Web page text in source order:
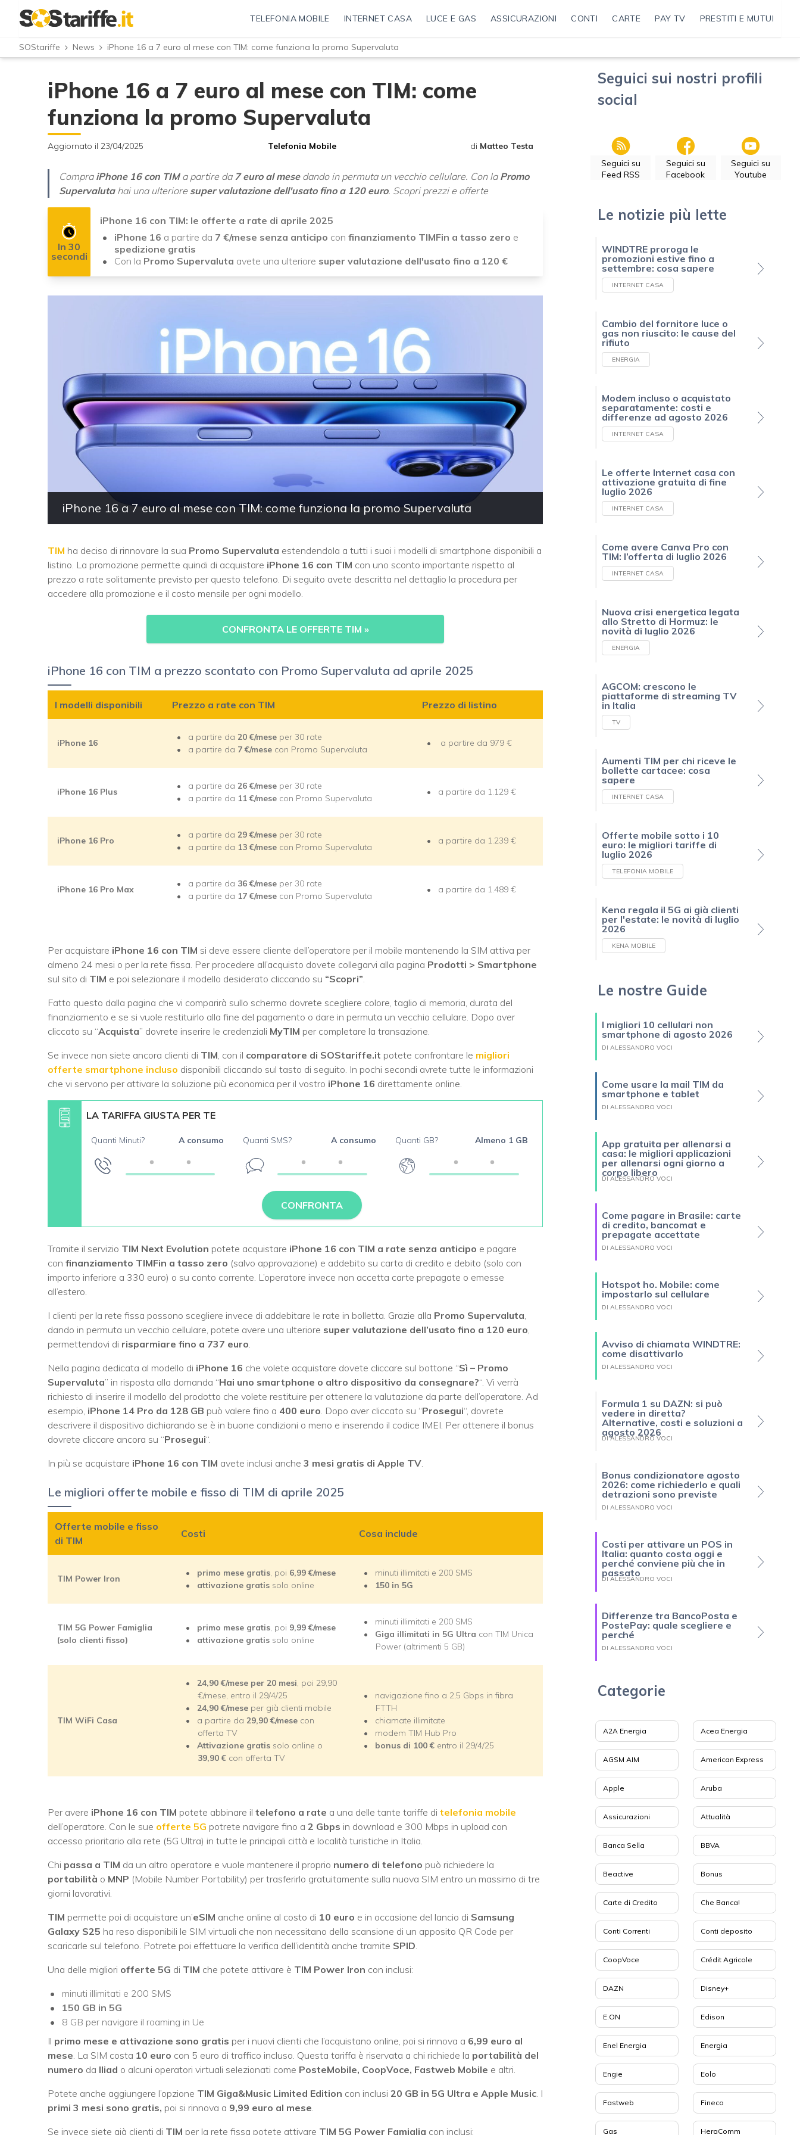
TELEFONIA MOBILE INTERNET CASA LUCE E GAS ASSICURAZIONI CONTI CARTE PAY TV PRESTITI E MUTUI
SOStariffe News iPhone 16 a 7 euro al mese con TIM: come funziona la promo Supervaluta
iPhone 16 a 7 euro al mese con TIM: come
funziona la promo Supervaluta
Aggiornato il 23/04/2025 Telefonia Mobile di Matteo Testa
Compra iPhone 16 con TIMa partire da 7 euro al mesedando in permuta un vecchio cellulare. Con la Promo
Supervalutahai una ulteriore super valutazione dell'usato fino a 120 euro. Scopri prezzi e offerte
In 30
secondi
iPhone 16 con TIM: le offerte a rate di aprile 2025
iPhone 16 a partire da 7 €/mese senza anticipo con finanziamento TIMFin a tasso zero e
spedizione gratis
Con la Promo Supervaluta avete una ulteriore super valutazione dell'usato fino a 120 €
iPhone 16 a 7 euro al mese con TIM: come funziona la promo Supervaluta
TIM ha deciso di rinnovare la sua Promo Supervaluta estendendola a tutti i suoi i modelli di smartphone disponibili a
listino. La promozione permette quindi di acquistare iPhone 16 con TIM con uno sconto importante rispetto al
prezzo a rate solitamente previsto per questo telefono. Di seguito avete descritta nel dettaglio la procedura per
accedere alla promozione e il costo mensile per ogni modello.
CONFRONTA LE OFFERTE TIM »
iPhone 16 con TIM a prezzo scontato con Promo Supervaluta ad aprile 2025
I modelli disponibili Prezzo a rate con TIM Prezzo di listino
iPhone 16
a partire da 20 €/mese per 30 rate
a partire da 7 €/mese con Promo Supervaluta
a partire da 979 €
iPhone 16 Plus
a partire da 26 €/mese per 30 rate
a partire da 11 €/mese con Promo Supervaluta
a partire da 1.129 €
iPhone 16 Pro
a partire da 29 €/mese per 30 rate
a partire da 13 €/mese con Promo Supervaluta
a partire da 1.239 €
iPhone 16 Pro Max
a partire da 36 €/mese per 30 rate
a partire da 17 €/mese con Promo Supervaluta
a partire da 1.489 €
Per acquistare iPhone 16 con TIM si deve essere cliente dell’operatore per il mobile mantenendo la SIM attiva per
almeno 24 mesi o per la rete fissa. Per procedere all’acquisto dovete collegarvi alla pagina Prodotti > Smartphone
sul sito di TIM e poi selezionare il modello desiderato cliccando su “Scopri”
Fatto questo dalla pagina che vi comparirà sullo schermo dovrete scegliere colore, taglio di memoria, durata del
finanziamento e se si vuole restituirlo alla fine del pagamento o dare in permuta un vecchio cellulare. Dopo aver
cliccato su “Acquista” dovrete inserire le credenziali MyTIM per completare la transazione.
Se invece non siete ancora clienti di TIM , con il comparatore di SOStariffe.it potete confrontare le migliori
offerte smartphone incluso disponibili cliccando sul tasto di seguito. In pochi secondi avrete tutte le informazioni
che vi servono per attivare la soluzione più economica per il vostro iPhone 16 direttamente online.
LA TARIFFA GIUSTA PER TE
Quanti Minuti? A consumo Quanti SMS? A consumo Quanti GB? Almeno 1 GB
CONFRONTA
Tramite il servizio TIM Next Evolution potete acquistare iPhone 16 con TIM a rate senza anticipo e pagare
con finanziamento TIMFin a tasso zero (salvo approvazione) e addebito su carta di credito e debito (solo con
importo inferiore a 330 euro) o su conto corrente. L’operatore invece non accetta carte prepagate o emesse
all’estero.
I clienti per la rete fissa possono scegliere invece di addebitare le rate in bolletta. Grazie alla Promo Supervaluta
dando in permuta un vecchio cellulare, potete avere una ulteriore super valutazione dell’usato fino a 120 euro
permettendovi di risparmiare fino a 737 euro
Nella pagina dedicata al modello di iPhone 16 che volete acquistare dovete cliccare sul bottone “Sì – Promo
Supervaluta” in risposta alla domanda “Hai uno smartphone o altro dispositivo da consegnare?“. Vi verrà
richiesto di inserire il modello del prodotto che volete restituire per ottenere la valutazione da parte dell’operatore. Ad
esempio, iPhone 14 Pro da 128 GB può valere fino a 400 euro . Dopo aver cliccato su “Prosegui“, dovrete
descrivere il dispositivo dichiarando se è in buone condizioni o meno e inserendo il codice IMEI. Per ottenere il bonus
dovrete cliccare ancora su “Prosegui“.
In più se acquistare iPhone 16 con TIM avete inclusi anche 3 mesi gratis di Apple TV
Le migliori offerte mobile e fisso di TIM di aprile 2025
Offerte mobile e fisso
di TIM
Costi Cosa include
TIM Power Iron
primo mese gratis, poi 6,99 €/mese
attivazione gratis solo online
minuti illimitati e 200 SMS
150 in 5G
TIM 5G Power Famiglia
(solo clienti fisso)
primo mese gratis, poi 9,99 €/mese
attivazione gratis solo online
minuti illimitati e 200 SMS
Giga illimitati in 5G Ultra con TIM Unica
Power (altrimenti 5 GB)
TIM WiFi Casa
24,90 €/mese per 20 mesi, poi 29,90
€/mese, entro il 29/4/25
24,90 €/mese per già clienti mobile
a partire da 29,90 €/mese con
offerta TV
Attivazione gratis solo online o
39,90 € con offerta TV
navigazione fino a 2,5 Gbps in fibra
FTTH
chiamate illimitate
modem TIM Hub Pro
bonus di 100 € entro il 29/4/25
Per avere iPhone 16 con TIM potete abbinare il telefono a rate a una delle tante tariffe di telefonia mobile
dell’operatore. Con le sue offerte 5G potrete navigare fino a 2 Gbps in download e 300 Mbps in upload con
accesso prioritario alla rete (5G Ultra) in tutte le principali città e località turistiche in Italia.
Chi passa a TIM da un altro operatore e vuole mantenere il proprio numero di telefono può richiedere la
portabilità o MNP (Mobile Number Portability) per trasferirlo gratuitamente sulla nuova SIM entro un massimo di tre
giorni lavorativi.
TIM permette poi di acquistare un’eSIM anche online al costo di 10 euro e in occasione del lancio di Samsung
Galaxy S25 ha reso disponibili le SIM virtuali che non necessitano della scansione di un apposito QR Code per
scaricarle sul telefono. Potrete poi effettuare la verifica dell’identità anche tramite SPID
Una delle migliori offerte 5G di TIM che potete attivare è TIM Power Iron con inclusi:
minuti illimitati e 200 SMS
150 GB in 5G
8 GB per navigare il roaming in Ue
Il primo mese e attivazione sono gratis per i nuovi clienti che l’acquistano online, poi si rinnova a 6,99 euro al
mese . La SIM costa 10 euro con 5 euro di traffico incluso. Questa tariffa è riservata a chi richiede la portabilità del
numero da Iliad o alcuni operatori virtuali selezionati come PosteMobile, CoopVoce, Fastweb Mobile e altri.
Potete anche aggiungere l’opzione TIM Giga&Music Limited Edition con inclusi 20 GB in 5G Ultra e Apple Music . I
primi 3 mesi sono gratis, poi si rinnova a 9,99 euro al mese
Se invece siete già clienti di TIM per la rete fissa potete attivare TIM 5G Power Famiglia con inclusi:
Seguici sui nostri profili
social
Seguici su
Feed RSS
Seguici su
Facebook
Seguici su
Youtube
Le notizie più lette
WINDTRE proroga le
promozioni estive fino a
settembre: cosa sapere
INTERNET CASA
Cambio del fornitore luce o
gas non riuscito: le cause del
rifiuto
ENERGIA
Modem incluso o acquistato
separatamente: costi e
differenze ad agosto 2026
INTERNET CASA
Le offerte Internet casa con
attivazione gratuita di fine
luglio 2026
INTERNET CASA
Come avere Canva Pro con
TIM: l’offerta di luglio 2026
INTERNET CASA
Nuova crisi energetica legata
allo Stretto di Hormuz: le
novità di luglio 2026
ENERGIA
AGCOM: crescono le
piattaforme di streaming TV
in Italia
TV
Aumenti TIM per chi riceve le
bollette cartacee: cosa
sapere
INTERNET CASA
Offerte mobile sotto i 10
euro: le migliori tariffe di
luglio 2026
TELEFONIA MOBILE
Kena regala il 5G ai già clienti
per l'estate: le novità di luglio
2026
KENA MOBILE
Le nostre Guide
I migliori 10 cellulari non
smartphone di agosto 2026
DI ALESSANDRO VOCI
Come usare la mail TIM da
smartphone e tablet
DI ALESSANDRO VOCI
App gratuita per allenarsi a
casa: le migliori applicazioni
per allenarsi ogni giorno a
corpo libero
DI ALESSANDRO VOCI
Come pagare in Brasile: carte
di credito, bancomat e
prepagate accettate
DI ALESSANDRO VOCI
Hotspot ho. Mobile: come
impostarlo sul cellulare
DI ALESSANDRO VOCI
Avviso di chiamata WINDTRE:
come disattivarlo
DI ALESSANDRO VOCI
Formula 1 su DAZN: si può
vedere in diretta?
Alternative, costi e soluzioni a
agosto 2026
DI ALESSANDRO VOCI
Bonus condizionatore agosto
2026: come richiederlo e quali
detrazioni sono previste
DI ALESSANDRO VOCI
Costi per attivare un POS in
Italia: quanto costa oggi e
perché conviene più che in
passato
DI ALESSANDRO VOCI
Differenze tra BancoPosta e
PostePay: quale scegliere e
perché
DI ALESSANDRO VOCI
Categorie
A2A Energia Acea Energia
AGSM AIM American Express
Apple Aruba
Assicurazioni Attualità
Banca Sella BBVA
Beactive Bonus
Carte di Credito Che Banca!
Conti Correnti Conti deposito
CoopVoce Crédit Agricole
DAZN Disney+
E.ON Edison
Enel Energia Energia
Engie Eolo
Fastweb Fineco
Gas HeraComm